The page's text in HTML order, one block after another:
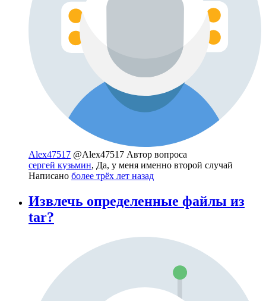
Alex47517 @Alex47517 Автор вопроса
сергей кузьмин, Да, у меня именно второй случай
Написано более трёх лет назад
Извлечь определенные файлы из
tar?